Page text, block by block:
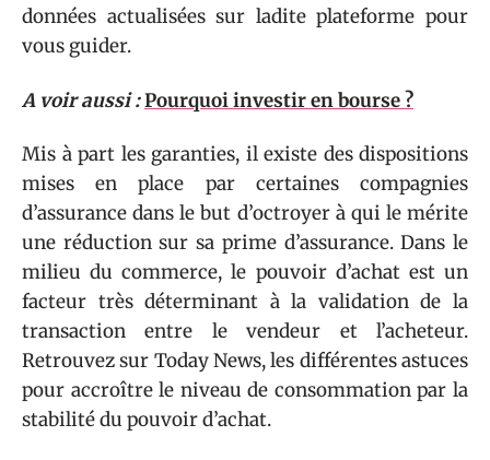
données actualisées sur ladite plateforme pour
vous guider.
A voir aussi :Pourquoi investir en bourse ?
Mis à part les garanties, il existe des dispositions
mises en place par certaines compagnies
d’assurance dans le but d’octroyer à qui le mérite
une réduction sur sa prime d’assurance. Dans le
milieu du commerce, le pouvoir d’achat est un
facteur très déterminant à la validation de la
transaction entre le vendeur et l’acheteur.
Retrouvez sur Today News, les différentes astuces
pour accroître le niveau de consommation par la
stabilité du pouvoir d’achat.